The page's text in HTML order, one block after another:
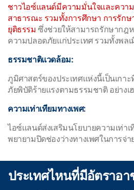
ชาวไอซ์แลนด์มีความมั่นใจและควา
สาธารณะ รวมทั้งการศึกษา การรัก
ยุติธรรม ซึ่งช่วยให้สามารถรักษากฎ
ความปลอดภัยแก่ประเทศ รวมทั้งพล
ธรรมชาติแวดล้อม:
ภูมิศาสตร์ของประเทศแห่งนี้เป็นเกา
ภัยพิบัติร้ายแรงตามธรรมชาติ อย่าง
ความเท่าเทียมทางเพศ:
ไอซ์แลนด์ส่งเสริมนโยบายความเท่า
พยายามปิดช่องว่างทางเพศในการจ่า
ประเทศไหนที่มีอัตราอ